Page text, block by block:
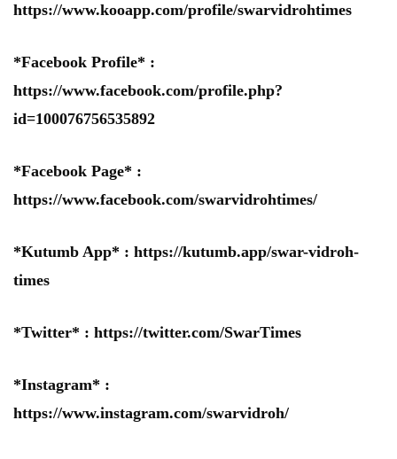
https://www.kooapp.com/profile/swarvidrohtimes
*Facebook Profile* :
https://www.facebook.com/profile.php?
id=100076756535892
*Facebook Page* :
https://www.facebook.com/swarvidrohtimes/
*Kutumb App* : https://kutumb.app/swar-vidroh-
times
*Twitter* : https://twitter.com/SwarTimes
*Instagram* :
https://www.instagram.com/swarvidroh/